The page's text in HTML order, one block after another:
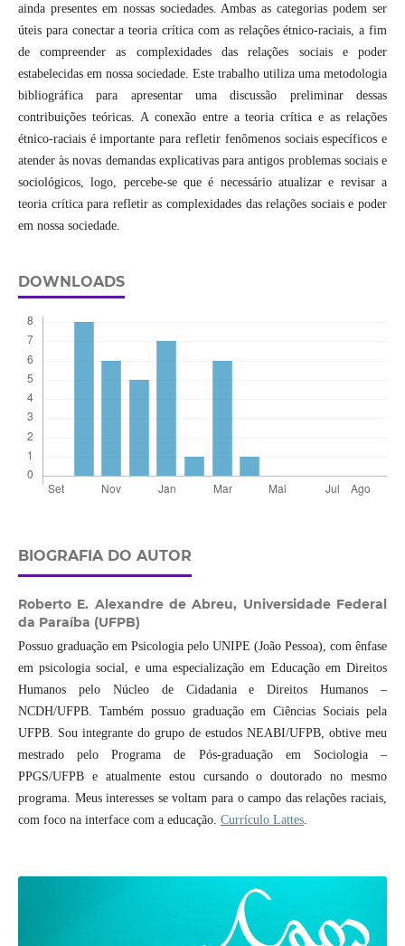
ainda presentes em nossas sociedades. Ambas as categorias podem ser
úteis para conectar a teoria crítica com as relações étnico-raciais, a fim
de compreender as complexidades das relações sociais e poder
estabelecidas em nossa sociedade. Este trabalho utiliza uma metodologia
bibliográfica para apresentar uma discussão preliminar dessas
contribuições teóricas. A conexão entre a teoria crítica e as relações
étnico-raciais é importante para refletir fenômenos sociais específicos e
atender às novas demandas explicativas para antigos problemas sociais e
sociológicos, logo, percebe-se que é necessário atualizar e revisar a
teoria crítica para refletir as complexidades das relações sociais e poder
em nossa sociedade.
DOWNLOADS
BIOGRAFIA DO AUTOR
Roberto E. Alexandre de Abreu, Universidade Federal
da Paraíba (UFPB)
Possuo graduação em Psicologia pelo UNIPE (João Pessoa), com ênfase
em psicologia social, e uma especialização em Educação em Direitos
Humanos pelo Núcleo de Cidadania e Direitos Humanos –
NCDH/UFPB. Também possuo graduação em Ciências Sociais pela
UFPB. Sou integrante do grupo de estudos NEABI/UFPB, obtive meu
mestrado pelo Programa de Pós-graduação em Sociologia –
PPGS/UFPB e atualmente estou cursando o doutorado no mesmo
programa. Meus interesses se voltam para o campo das relações raciais,
com foco na interface com a educação. Currículo Lattes.